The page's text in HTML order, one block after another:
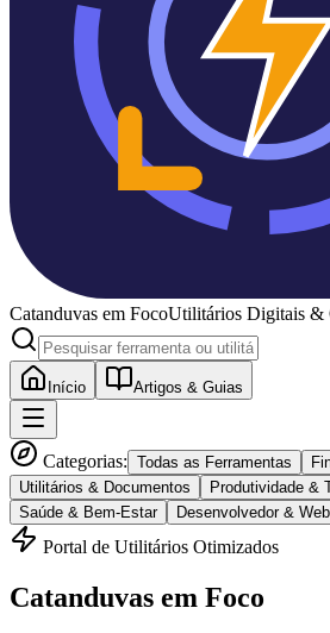
Catanduvas em FocoUtilitários Digitais &
Início Artigos & Guias
Categorias: Todas as Ferramentas
Utilitários & Documentos
Produtividade &
Saúde & Bem-Estar
Desenvolvedor & Web
Portal de Utilitários Otimizados
Catanduvas em Foco